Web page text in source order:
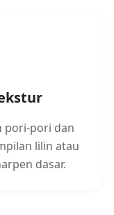
pori-pori dan
lilin atau
dasar.